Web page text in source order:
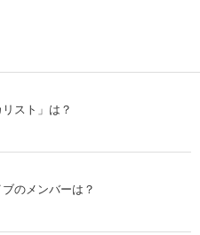
スト」は？
のメンバーは？